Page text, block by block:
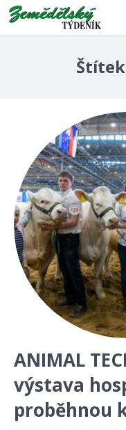
Kontakt
ANIMAL
výstava
proběhnou